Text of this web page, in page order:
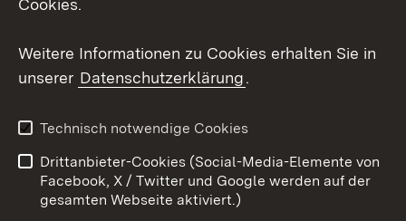
Youtube
Kontakt
Datenschutz
Barrierefreiheit
Impressum Cookies
Cookies.
Weitere Informationen zu Cookies erhalten Sie in
unserer Datenschutzerklärung.
Technisch notwendige Cookies
Drittanbieter-Cookies (Social-Media-Elemente von
Facebook, X / Twitter und Google werden auf der
gesamten Webseite aktiviert.)